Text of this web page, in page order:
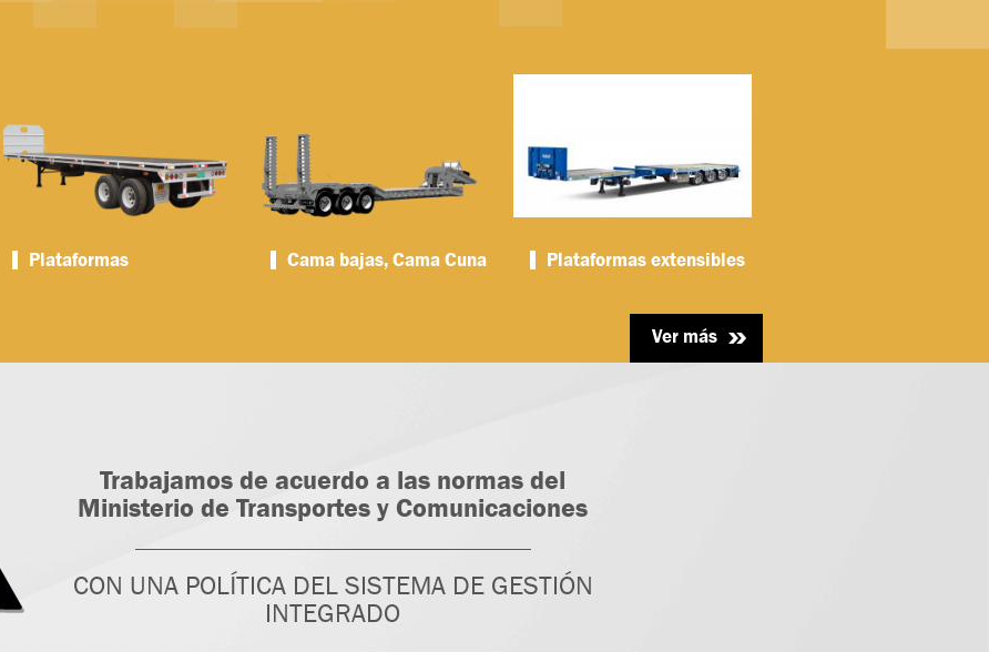
Plataformas Cama bajas, Cama Cuna Plataformas extensibles
Ver más
Trabajamos de acuerdo a las normas del
Ministerio de Transportes y Comunicaciones
CON UNA POLÍTICA DEL SISTEMA DE GESTIÓN
INTEGRADO